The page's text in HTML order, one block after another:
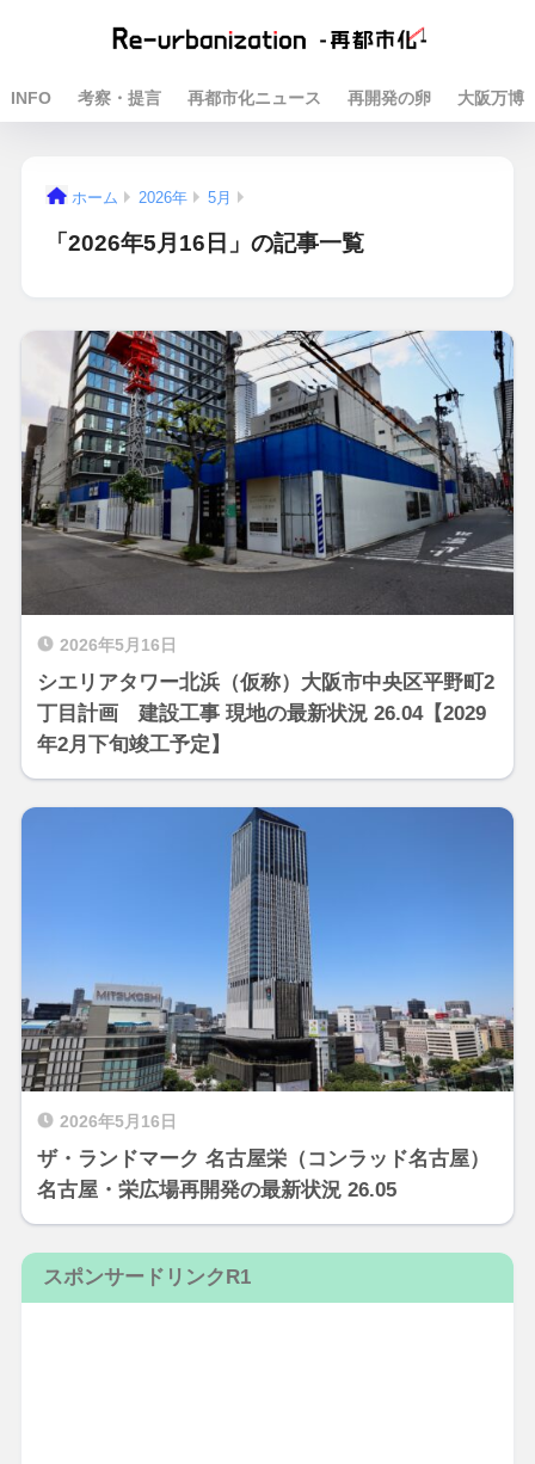
INFO 考察・提言 再都市化ニュース 再開発の卵 大阪万博
ホーム 2026年 5月
「2026年5月16日」の記事一覧
2026年5月16日
シエリアタワー北浜（仮称）大阪市中央区平野町2
丁目計画 建設工事 現地の最新状況 26.04【2029
年2月下旬竣工予定】
2026年5月16日
ザ・ランドマーク 名古屋栄（コンラッド名古屋）
名古屋・栄広場再開発の最新状況 26.05
スポンサードリンクR1